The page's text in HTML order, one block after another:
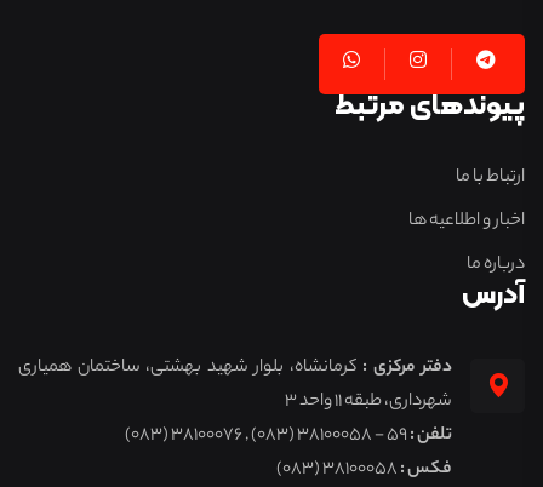
پیوندهای مرتبط
ارتباط با ما
اخبار و اطلاعیه ها
درباره ما
آدرس
دفتر مرکزی : کرمانشاه، بلوار شهید بهشتی، ساختمان همیاری
شهرداری، طبقه 11 واحد 3
تلفن :59 - 38100058 (083) , 38100076 (083)
فکس :38100058 (083)